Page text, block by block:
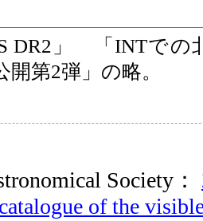
DR2」 「INTでの
第2弾」の略。
Society：
of the